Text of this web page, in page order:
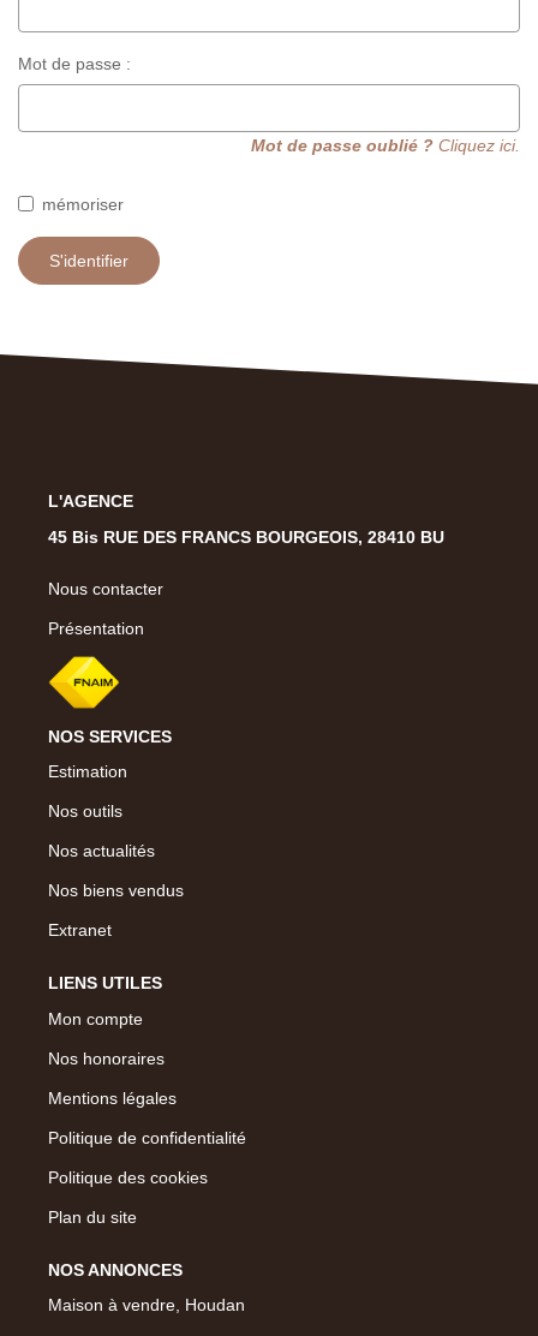
Mot de passe :
Mot de passe oublié ? Cliquez ici.
mémoriser
S'identifier
L'AGENCE
45 Bis RUE DES FRANCS BOURGEOIS, 28410 BU
Nous contacter
Présentation
NOS SERVICES
Estimation
Nos outils
Nos actualités
Nos biens vendus
Extranet
LIENS UTILES
Mon compte
Nos honoraires
Mentions légales
Politique de confidentialité
Politique des cookies
Plan du site
NOS ANNONCES
Maison à vendre, Houdan